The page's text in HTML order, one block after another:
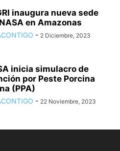
inaugura nueva sede
en Amazonas
- 2 Diciembre, 2023
inicia simulacro de
por Peste Porcina
(PPA)
- 22 Noviembre, 2023